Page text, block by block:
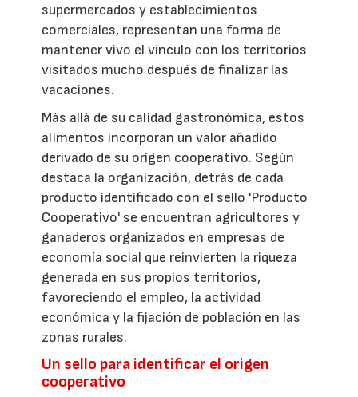
supermercados y establecimientos
comerciales, representan una forma de
mantener vivo el vínculo con los territorios
visitados mucho después de finalizar las
vacaciones.
Más allá de su calidad gastronómica, estos
alimentos incorporan un valor añadido
derivado de su origen cooperativo. Según
destaca la organización, detrás de cada
producto identificado con el sello 'Producto
Cooperativo' se encuentran agricultores y
ganaderos organizados en empresas de
economía social que reinvierten la riqueza
generada en sus propios territorios,
favoreciendo el empleo, la actividad
económica y la fijación de población en las
zonas rurales.
Un sello para identificar el origen
cooperativo